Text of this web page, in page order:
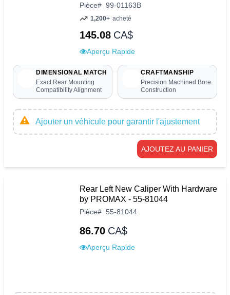
Pièce# 99-01163B
1,200+ acheté
145.08 CA$
Aperçu Rapide
DIMENSIONAL MATCH
Exact Rear Mounting
Compatibility Alignment
CRAFTMANSHIP
Precision Machined Bore
Construction
Ajouter un véhicule pour garantir l'ajustement
AJOUTEZ AU PANIER
Rear Left New Caliper With Hardware
by PROMAX - 55-81044
Pièce# 55-81044
86.70 CA$
Aperçu Rapide